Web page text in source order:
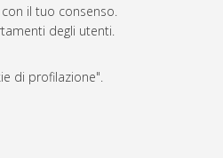
il tuo consenso.
degli utenti.
di profilazione".